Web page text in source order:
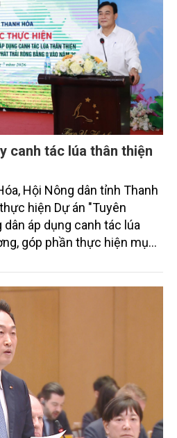
canh tác lúa thân thiện
Hội Nông dân tỉnh Thanh
hiện Dự án "Tuyên
áp dụng canh tác lúa
góp phần thực hiện mục
của đông đảo đại biểu đến
nhà nước, đơn vị nghiên cứu,
và nông dân đang trực
xuất lúa phát thải thấp.